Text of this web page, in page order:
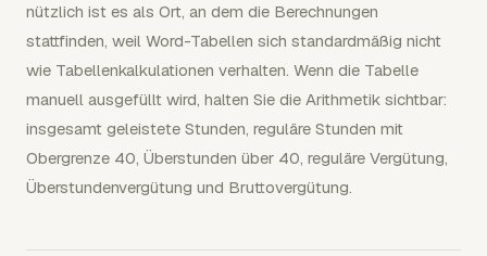
nützlich ist es als Ort, an dem die Berechnungen
stattfinden, weil Word-Tabellen sich standardmäßig nicht
wie Tabellenkalkulationen verhalten. Wenn die Tabelle
manuell ausgefüllt wird, halten Sie die Arithmetik sichtbar:
insgesamt geleistete Stunden, reguläre Stunden mit
Obergrenze 40, Überstunden über 40, reguläre Vergütung,
Überstundenvergütung und Bruttovergütung.